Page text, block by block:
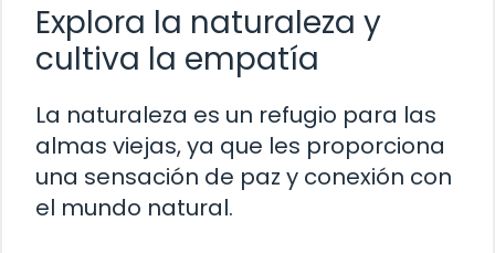
Explora la naturaleza y
cultiva la empatía
La naturaleza es un refugio para las
almas viejas, ya que les proporciona
una sensación de paz y conexión con
el mundo natural.